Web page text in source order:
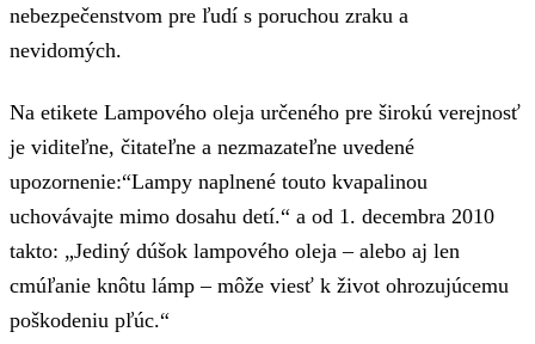
nebezpečenstvom pre ľudí s poruchou zraku a
nevidomých.
Na etikete Lampového oleja určeného pre širokú verejnosť
je viditeľne, čitateľne a nezmazateľne uvedené
upozornenie:“Lampy naplnené touto kvapalinou
uchovávajte mimo dosahu detí.“ a od 1. decembra 2010
takto: „Jediný dúšok lampového oleja – alebo aj len
cmúľanie knôtu lámp – môže viesť k život ohrozujúcemu
poškodeniu pľúc.“